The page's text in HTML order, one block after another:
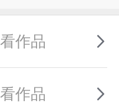
作品
作品